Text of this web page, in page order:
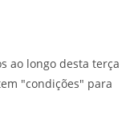
ao longo desta terça
"condições" para